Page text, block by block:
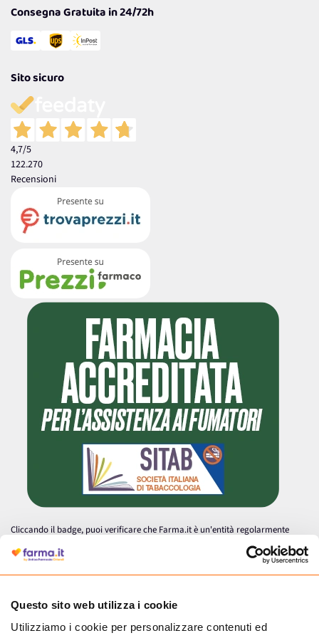
Questo sito web utilizza i cookie
Utilizziamo i cookie per personalizzare contenuti ed
Consegna Gratuita in 24/72h
Sito sicuro
4,7/5
122.270
Recensioni
Cliccando il badge, puoi verificare che Farma.it è un'entità regolarmente
autorizzata dal Ministero della Salute a effettuare la vendita online di
medicinali.